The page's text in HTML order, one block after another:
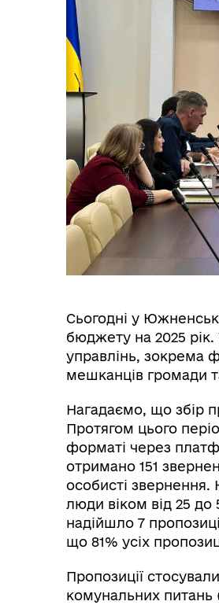
Сьогодні у
бюджету на 2025 рік.
управлінь, зокрема
мешканців громади
Нагадаємо, що збір
Протягом цього
форматі через
отримано 151
особисті
люди віком від 25 до
надійшло 7
що 81% усіх
Пропозиції
комунальних питань